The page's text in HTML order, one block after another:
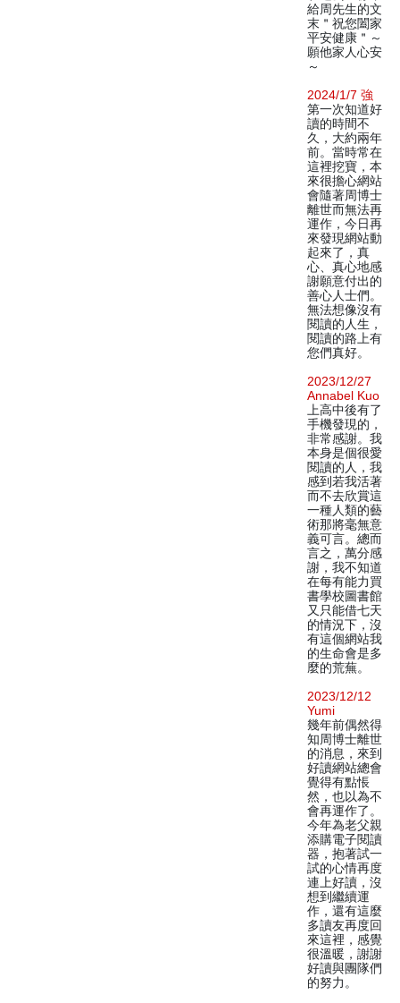
給周先生的文
末＂祝您闔家
平安健康＂～
願他家人心安
～
2024/1/7 強
第一次知道好
讀的時間不
久，大約兩年
前。當時常在
這裡挖寶，本
來很擔心網站
會隨著周博士
離世而無法再
運作，今日再
來發現網站動
起來了，真
心、真心地感
謝願意付出的
善心人士們。
無法想像沒有
閱讀的人生，
閱讀的路上有
您們真好。
2023/12/27
Annabel Kuo
上高中後有了
手機發現的，
非常感謝。我
本身是個很愛
閱讀的人，我
感到若我活著
而不去欣賞這
一種人類的藝
術那將毫無意
義可言。總而
言之，萬分感
謝，我不知道
在每有能力買
書學校圖書館
又只能借七天
的情況下，沒
有這個網站我
的生命會是多
麼的荒蕪。
2023/12/12
Yumi
幾年前偶然得
知周博士離世
的消息，來到
好讀網站總會
覺得有點悵
然，也以為不
會再運作了。
今年為老父親
添購電子閱讀
器，抱著試一
試的心情再度
連上好讀，沒
想到繼續運
作，還有這麼
多讀友再度回
來這裡，感覺
很溫暖，謝謝
好讀與團隊們
的努力。